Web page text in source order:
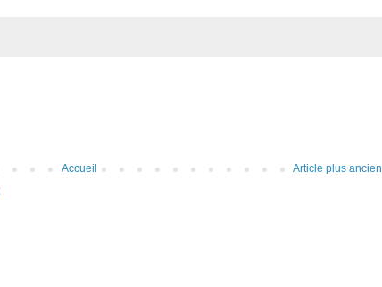
Article plus ancien
Accueil